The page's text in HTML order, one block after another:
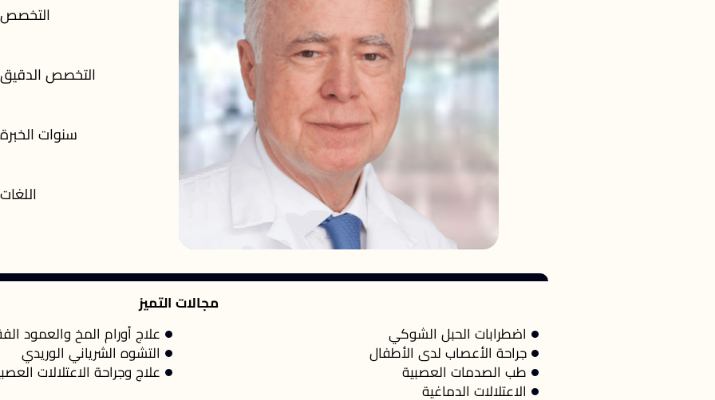
التخصص
التخصص الدقيق
سنوات الخبرة
اللغات
مجالات التميز
اضطرابات الحبل الشوكي
جراحة الأعصاب لدى الأطفال
طب الصدمات العصبية
الاعتلالات الدماغية
علاج أورام المخ والعمود
التشوه الشرياني الوريدي
علاج وجراحة الاعتلالات